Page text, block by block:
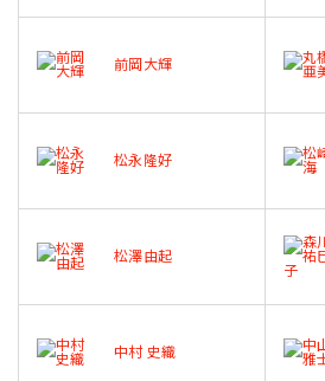
前岡大輝
松永隆好
松澤由起
中村 史織